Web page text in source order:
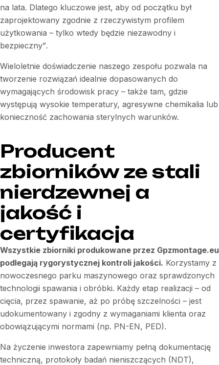
na lata. Dlatego kluczowe jest, aby od początku był
zaprojektowany zgodnie z rzeczywistym profilem
użytkowania – tylko wtedy będzie niezawodny i
bezpieczny”.
Wieloletnie doświadczenie naszego zespołu pozwala na
tworzenie rozwiązań idealnie dopasowanych do
wymagających środowisk pracy – także tam, gdzie
występują wysokie temperatury, agresywne chemikalia lub
konieczność zachowania sterylnych warunków.
Producent
zbiorników ze stali
nierdzewnej a
jakość i
certyfikacja
Wszystkie zbiorniki produkowane przez Gpzmontage.eu
podlegają rygorystycznej kontroli jakości. Korzystamy z
nowoczesnego parku maszynowego oraz sprawdzonych
technologii spawania i obróbki. Każdy etap realizacji – od
cięcia, przez spawanie, aż po próbę szczelności – jest
udokumentowany i zgodny z wymaganiami klienta oraz
obowiązującymi normami (np. PN-EN, PED).
Na życzenie inwestora zapewniamy pełną dokumentację
techniczną, protokoły badań nieniszczących (NDT),